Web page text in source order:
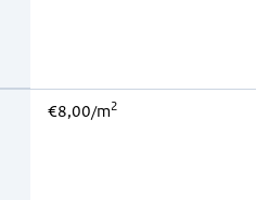
€8,00/m2